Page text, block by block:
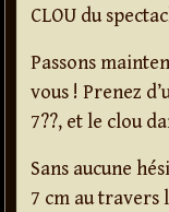
CLOU du
Passons
vous ! Prenez
7??, et le clou
Sans aucune
7 cm au travers